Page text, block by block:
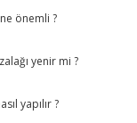
önemli ?
yenir mi ?
yapılır ?